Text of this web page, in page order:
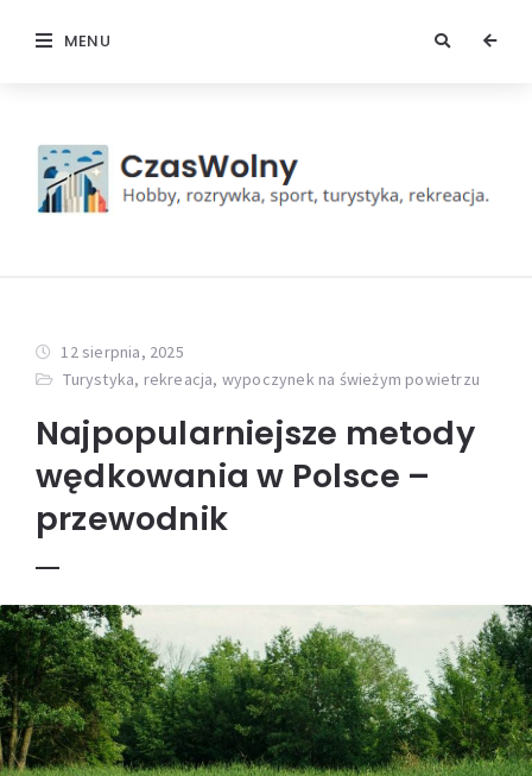
MENU
12 sierpnia, 2025
Turystyka, rekreacja, wypoczynek na świeżym powietrzu
Najpopularniejsze metody
wędkowania w Polsce –
przewodnik